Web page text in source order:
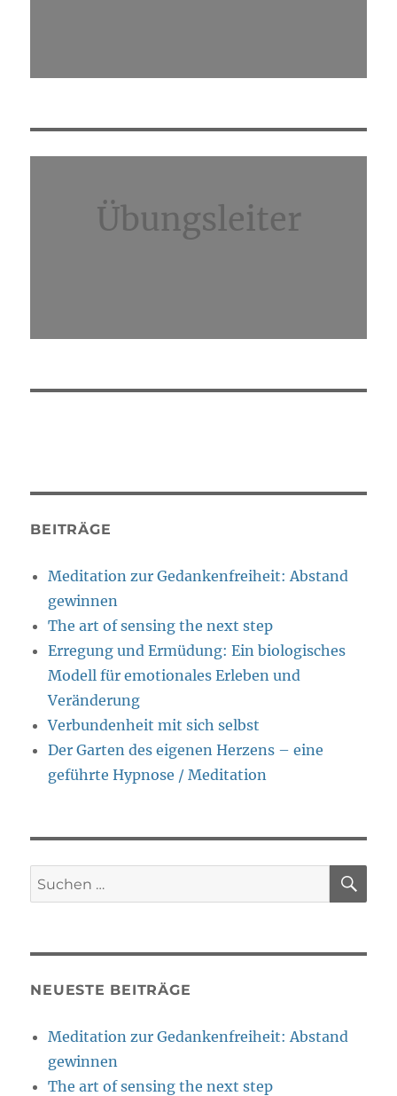
Übungsleiter
BEITRÄGE
Meditation zur Gedankenfreiheit: Abstand
gewinnen
The art of sensing the next step
Erregung und Ermüdung: Ein biologisches
Modell für emotionales Erleben und
Veränderung
Verbundenheit mit sich selbst
Der Garten des eigenen Herzens – eine
geführte Hypnose / Meditation
Suche
nach:
NEUESTE BEITRÄGE
Meditation zur Gedankenfreiheit: Abstand
gewinnen
The art of sensing the next step